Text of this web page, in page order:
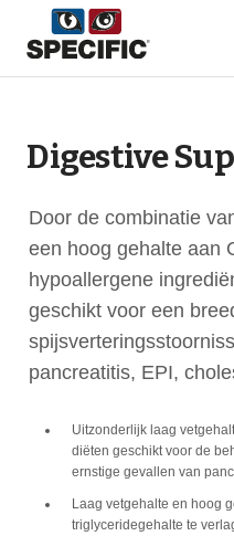
Digestive
Door de combinatie
een hoog gehalte aan
hypoallergene
geschikt voor een
pancreatitis, EPI,
Uitzonderlijk laag
diëten geschikt voor de
ernstige gevallen van
Laag vetgehalte en hoog
triglyceridegehalte te